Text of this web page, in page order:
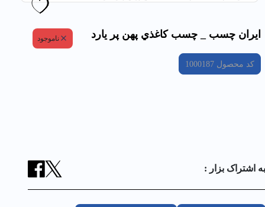
ايران چسب _ چسب كاغذي پهن پر يارد ناموجود
کد محصول1000187
به اشتراک بزار :